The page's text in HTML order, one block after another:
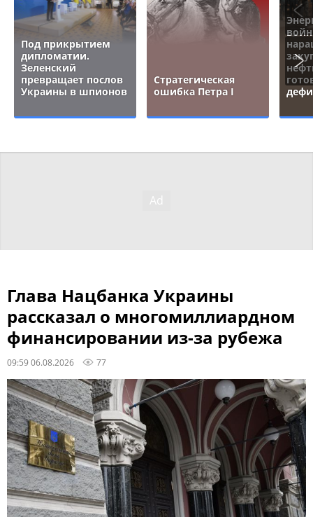
Под прикрытием
дипломатии.
Зеленский
превращает послов
Украины в шпионов
Стратегическая
ошибка Петра I
Глава Нацбанка Украины
рассказал о многомиллиардном
финансировании из-за рубежа
09:59 06.08.2026 77